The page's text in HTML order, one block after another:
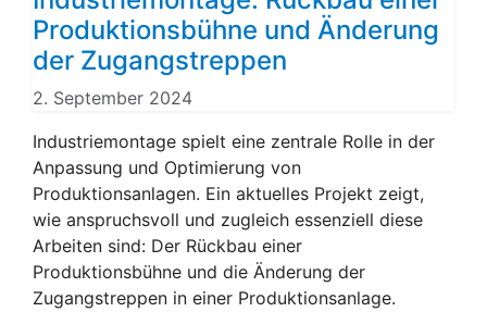
Produktionsbühne und Änderung
der Zugangstreppen
2. September 2024
Industriemontage spielt eine zentrale Rolle in der
Anpassung und Optimierung von
Produktionsanlagen. Ein aktuelles Projekt zeigt,
wie anspruchsvoll und zugleich essenziell diese
Arbeiten sind: Der Rückbau einer
Produktionsbühne und die Änderung der
Zugangstreppen in einer Produktionsanlage.